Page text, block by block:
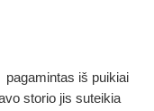
pagamintas iš puikiai
storio jis suteikia